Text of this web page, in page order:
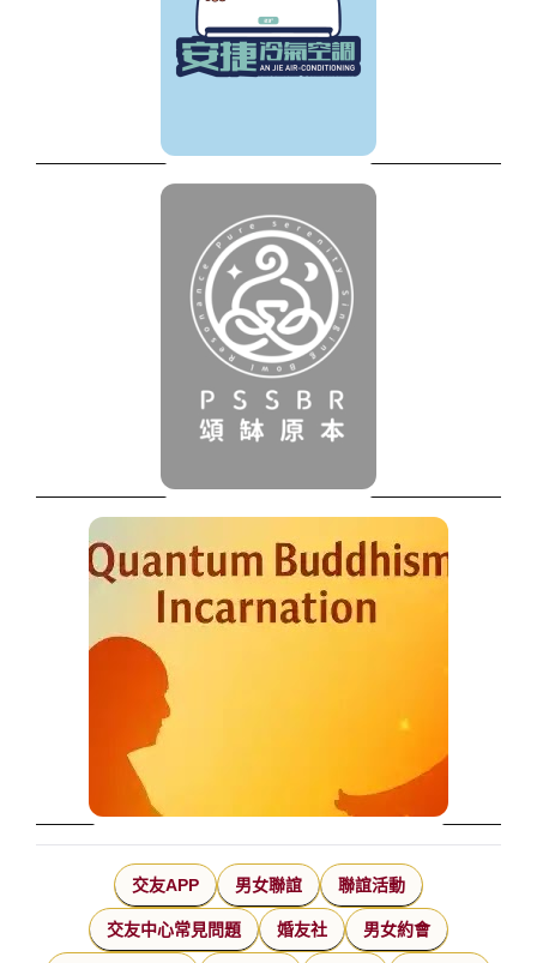
交友APP 男女聯誼 聯誼活動
交友中心常見問題 婚友社 男女約會